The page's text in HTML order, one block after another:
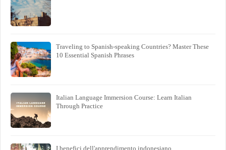
Traveling to Spanish-speaking Countries? Master These
10 Essential Spanish Phrases
Italian Language Immersion Course: Learn Italian
Through Practice
I benefici dell'apprendimento indonesiano